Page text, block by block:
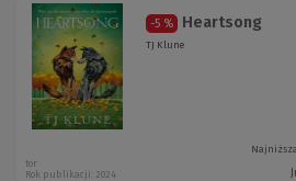
-5 % Heartsong
TJ Klune
tor
Rok publikacji: 2024